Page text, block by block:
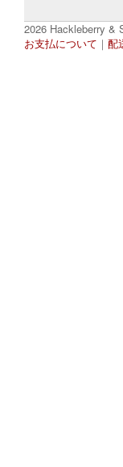
2026 Hackleberry &
お支払について ｜ 配